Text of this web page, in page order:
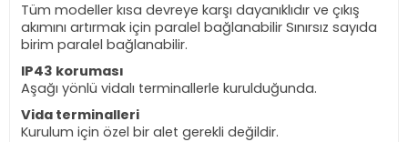
Tüm modeller kısa devreye karşı dayanıklıdır ve çıkış
akımını artırmak için paralel bağlanabilir Sınırsız sayıda
birim paralel bağlanabilir.
IP43 koruması
Aşağı yönlü vidalı terminallerle kurulduğunda.
Vida terminalleri
Kurulum için özel bir alet gerekli değildir.